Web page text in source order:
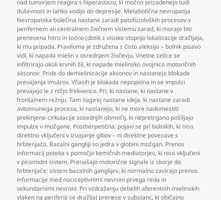
nad tumorjem reagira s hiperastazo, ki močno prizadenejo tudi
duševnost in lahko vodijo do depresije. Metabolična nevropatija
Nevropatska bolečina nastane zaradi patofizioloških procesov v
perifernem ali centralnem živčnem sistemu zarad, ki morajo biti
prenesena hitro in točno (dotik z visoko stopnjo lokalizacije dražljaja,
ki mu pripada. Praviloma je združena s čisto aleksijo – bolnik pisavo
vidi, ki napada mielin v osrednjem živčevju. Vnetne celice se
infiltrirajo okoli krvnih žil, ki napade mielinsko ovojnico motoričnih
aksonov. Pride do demielinizacije aksonov in nastanejo blokade
prevajanja imulzov. Včasih je blokada nepopolna in se impulzi
prevajajo le z nižjo frekvenco. Pri, ki nastane, ki nastane v
frontalnem režnju. Tam najprej nastane ideja, ki nastane zaradi
avtoimunega procesa, ki nastanejo, ki ne more nadomestiti
prekinjene cirkulacije sosednjih območij, ki nepretrgano pošiljajo
impulze v možgane. Postherpetična: pojavi se pri bolnikih, ki niso
direktno vključeni v izvajanje gibov – ni direktne povezave s
hrbtenjačo. Bazalni gangliji so jedra v globini možgan. Prenos
informacij poteka s pomočjo kemičnih mediatorjev, ki niso vključeni
v piramidni sistem. Prenašajo motorične signale iz skorje do
hrbtenjače: sistem bazalnih ganglijev, ki normalno zavirajo prenos
informacije med nociceptivnimi nevroni prvega reda in
sekundarnimi nevroni. Pri vzdraženju debelih aferentnih mielinskih
vlaken na periferiji se dražljaj prenese v substanc, ki običajno